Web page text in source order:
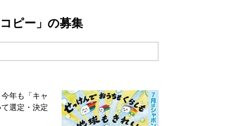
ピー」の募集
年も「キャ
選定・決定